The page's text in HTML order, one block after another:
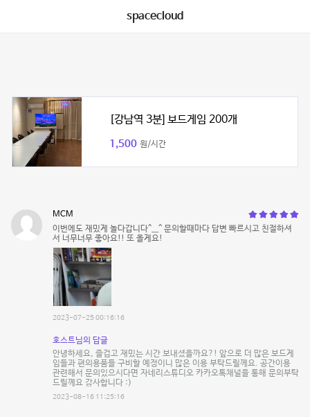
spacecloud
[강남역 3분] 보드게임 200개
1,500 원/시간
MCM
이번에도 재밌게 놀다갑니다^__^ 문의할때마다 답변 빠르시고 친절하셔
서 너무너무 좋아요!! 또 올게요!
2023-07-25 00:16:16
호스트님의 답글
안녕하세요, 즐겁고 재밌는 시간 보내셨을까요?! 앞으로 더 많은 보드게
임들과 편의용품들 구비할 예정이니 많은 이용 부탁드릴께요. 공간이용
관련해서 문의있으시다면 자네리스튜디오 카카오톡채널을 통해 문의부탁
드릴께요 감사합니다 :)
2023-08-16 11:25:16